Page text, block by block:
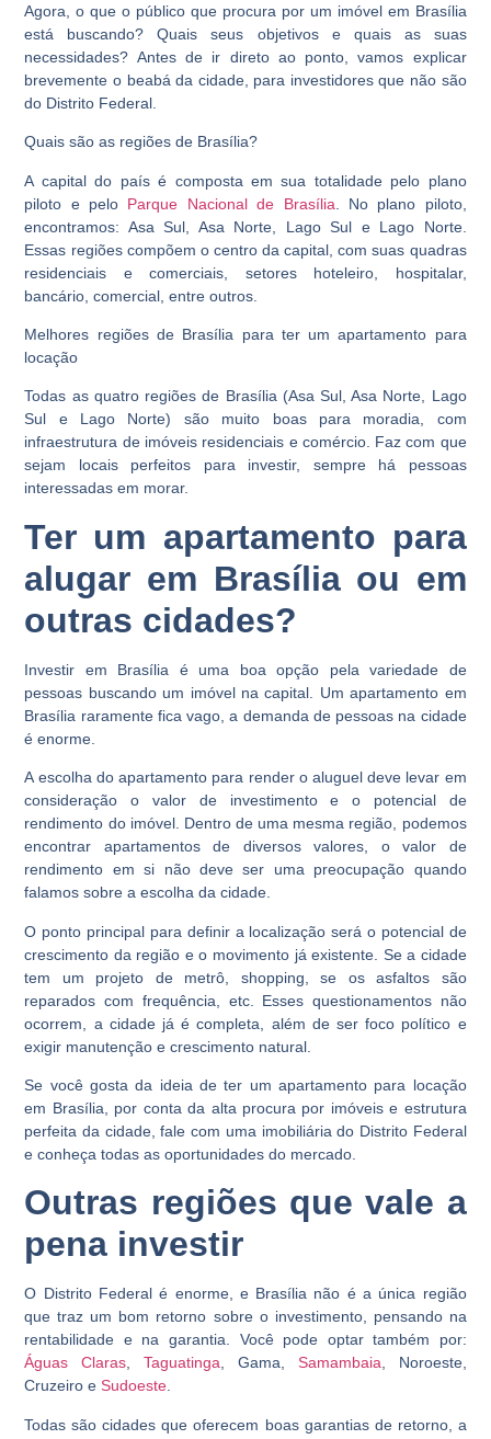
Agora, o que o público que procura por um imóvel em Brasília
está buscando? Quais seus objetivos e quais as suas
necessidades? Antes de ir direto ao ponto, vamos explicar
brevemente o beabá da cidade, para investidores que não são
do Distrito Federal.
Quais são as regiões de Brasília?
A capital do país é composta em sua totalidade pelo plano
piloto e pelo Parque Nacional de Brasília . No plano piloto,
encontramos: Asa Sul, Asa Norte, Lago Sul e Lago Norte.
Essas regiões compõem o centro da capital, com suas quadras
residenciais e comerciais, setores hoteleiro, hospitalar,
bancário, comercial, entre outros.
Melhores regiões de Brasília para ter um apartamento para
locação
Todas as quatro regiões de Brasília (Asa Sul, Asa Norte, Lago
Sul e Lago Norte) são muito boas para moradia, com
infraestrutura de imóveis residenciais e comércio. Faz com que
sejam locais perfeitos para investir, sempre há pessoas
interessadas em morar.
Ter um apartamento para
alugar em Brasília ou em
outras cidades?
Investir em Brasília é uma boa opção pela variedade de
pessoas buscando um imóvel na capital. Um apartamento em
Brasília raramente fica vago, a demanda de pessoas na cidade
é enorme.
A escolha do apartamento para render o aluguel deve levar em
consideração o valor de investimento e o potencial de
rendimento do imóvel. Dentro de uma mesma região, podemos
encontrar apartamentos de diversos valores, o valor de
rendimento em si não deve ser uma preocupação quando
falamos sobre a escolha da cidade.
O ponto principal para definir a localização será o potencial de
crescimento da região e o movimento já existente. Se a cidade
tem um projeto de metrô, shopping, se os asfaltos são
reparados com frequência, etc. Esses questionamentos não
ocorrem, a cidade já é completa, além de ser foco político e
exigir manutenção e crescimento natural.
Se você gosta da ideia de ter um apartamento para locação
em Brasília, por conta da alta procura por imóveis e estrutura
perfeita da cidade, fale com uma imobiliária do Distrito Federal
e conheça todas as oportunidades do mercado.
Outras regiões que vale a
pena investir
O Distrito Federal é enorme, e Brasília não é a única região
que traz um bom retorno sobre o investimento, pensando na
rentabilidade e na garantia. Você pode optar também por:
Águas Claras,Taguatinga, Gama, Samambaia, Noroeste,
Cruzeiro eSudoeste.
Todas são cidades que oferecem boas garantias de retorno, a